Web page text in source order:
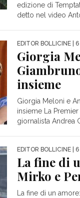
edizione di
detto nel video
EDITOR BOLLICINE |
Giorgia
insieme
Giorgia Meloni e
insieme La
giornalista Andrea
EDITOR BOLLICINE |
La fine di
Mirko e
La fine di un